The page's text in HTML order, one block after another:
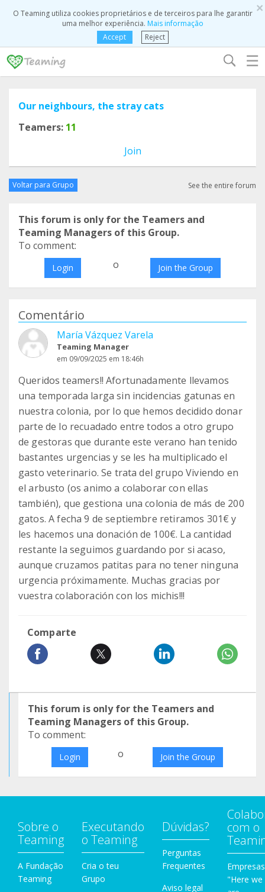
×
O Teaming utiliza cookies proprietários e de terceiros para lhe garantir
uma melhor experiência. Mais informação
Accept
Reject
☰
Our neighbours, the stray cats
Teamers: 11
Join
Voltar para Grupo See the entire forum
This forum is only for the Teamers and
Teaming Managers of this Group.
To comment:
Login o Join the Group
Comentário
María Vázquez Varela
Teaming Manager
em 09/09/2025 em 18:46h
Queridos teamers!! Afortunadamente llevamos
una temporada larga sin incidencias gatunas en
nuestra colonia, por lo que hemos decidido donar
parte de lo recuadado entre todos a otro grupo
de gestoras que durante este verano han tenido
bastantes urgencias y se les ha multiplicado el
gasto veterinario. Se trata del grupo Viviendo en
el arbusto (os animo a colaborar con ellas
también), que gestiona una colonia de más de 200
gatos. A fecha 9 de septiembre retiramos 301€ y
les hacemos una donación de 100€. La cantidad
restante la seguimos guardando por si acaso,
aunque cruzamos patitas para no tener ninguna
urgencia próximamente. Muchas gracias por
vuestra colaboración con los michis!!!
Comparte
This forum is only for the Teamers and
Teaming Managers of this Group.
To comment:
Login o Join the Group
Sobre o
Teaming
A Fundação
Teaming
Executando
o Teaming
Cria o teu
Grupo
Dúvidas?
Perguntas
Frequentes
Aviso legal
com o
Empresas
"Here we